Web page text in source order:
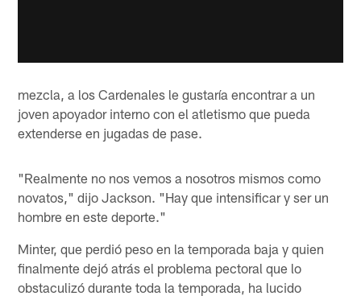
mezcla, a los Cardenales le gustaría encontrar a un
joven apoyador interno con el atletismo que pueda
extenderse en jugadas de pase.
"Realmente no nos vemos a nosotros mismos como
novatos," dijo Jackson. "Hay que intensificar y ser un
hombre en este deporte."
Minter, que perdió peso en la temporada baja y quien
finalmente dejó atrás el problema pectoral que lo
obstaculizó durante toda la temporada, ha lucido